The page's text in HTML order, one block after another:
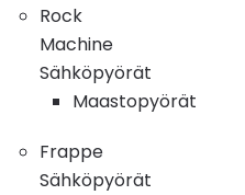
Rock
Machine
Sähköpyörät
Maastopyörät
Frappe
Sähköpyörät